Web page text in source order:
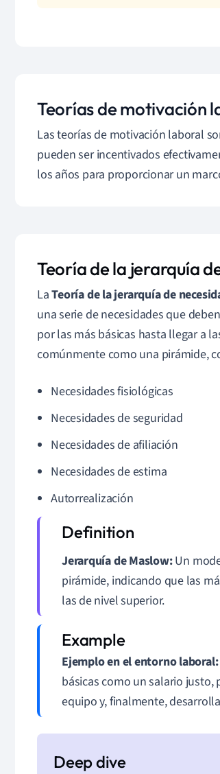
Teorías de motivación
Las teorías de motivación laboral
pueden ser incentivados
los años para proporcionar un
Teoría de la jerarquía
LaTeoría de la jerarquía de
una serie de necesidades que
por las más básicas hasta llegar a
comúnmente como una pirámide,
Necesidades fisiológicas
Necesidades de seguridad
Necesidades de afiliación
Necesidades de estima
Autorrealización
Jerarquía de Maslow:Un
pirámide, indicando que las
las de nivel superior.
Ejemplo en el entorno laboral:
básicas como un salario
equipo y, finalmente,